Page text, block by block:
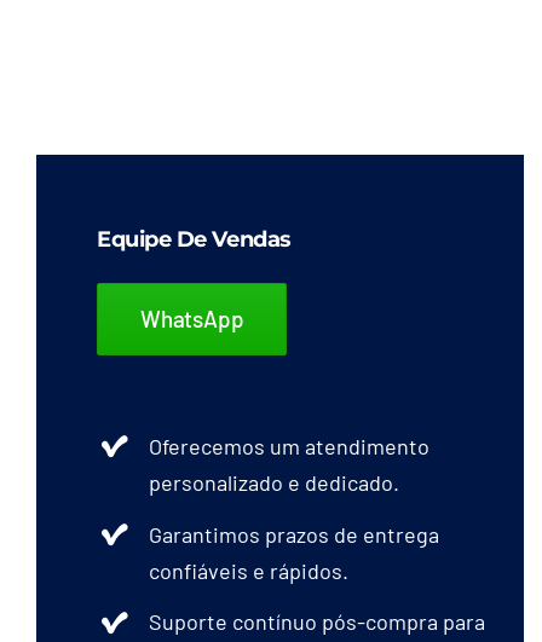
Equipe De Vendas
WhatsApp
Oferecemos um atendimento
personalizado e dedicado.
Garantimos prazos de entrega
confiáveis e rápidos.
Suporte contínuo pós-compra para